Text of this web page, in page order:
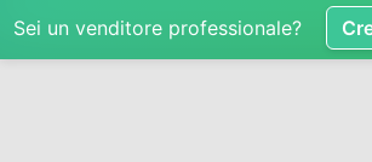
Sei un venditore professionale?